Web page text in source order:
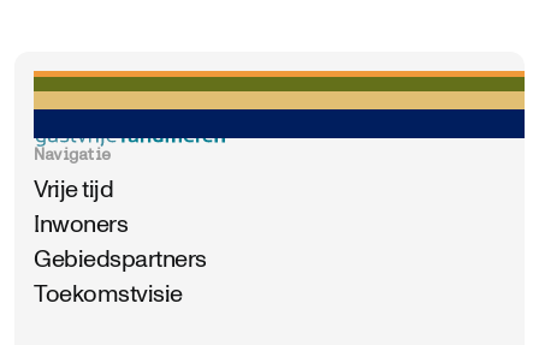
Navigatie
Vrije tijd
Inwoners
Gebiedspartners
Toekomstvisie